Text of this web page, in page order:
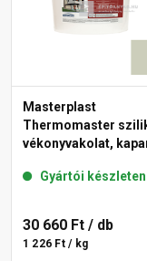
Masterplast
Thermomaster
vékonyvakolat,
Gyártói készleten
30 660 Ft / db
1 226 Ft / kg